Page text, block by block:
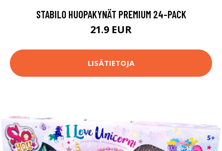
STABILO HUOPAKYNÄT PREMIUM 24-PACK
21.9 EUR
LISÄTIETOJA